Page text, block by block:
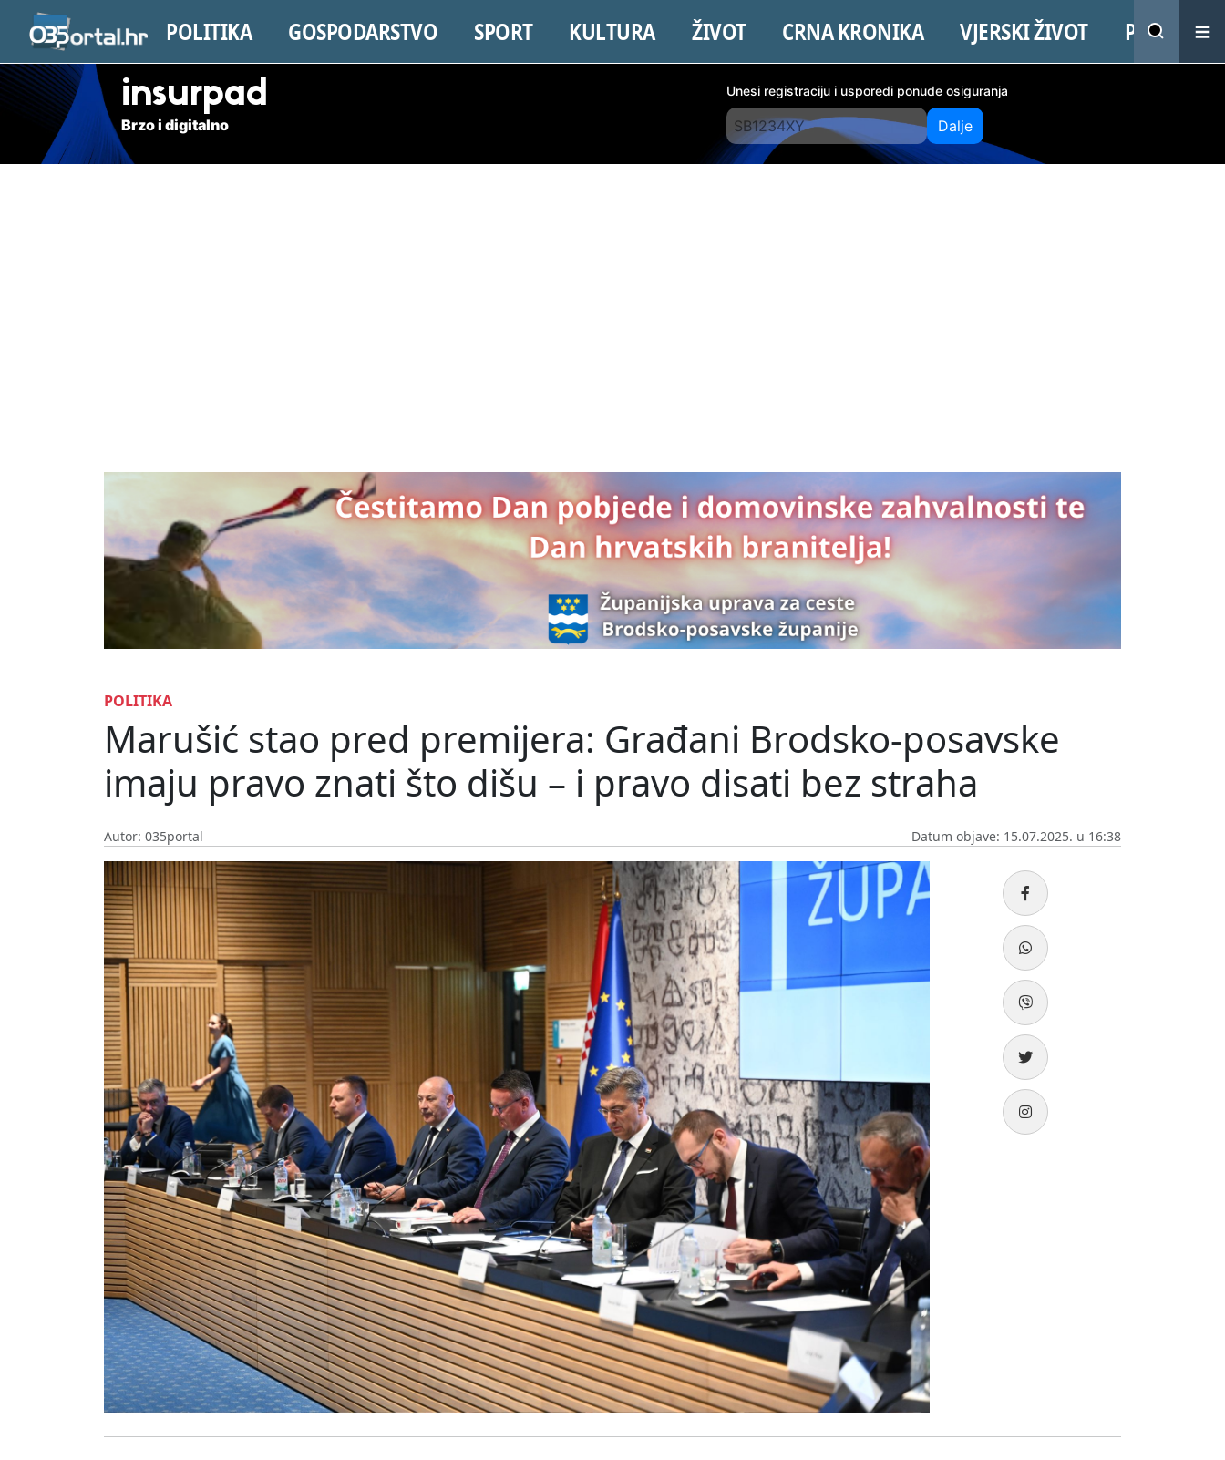
POLITIKA GOSPODARSTVO SPORT KULTURA ŽIVOT CRNA KRONIKA VJERSKI ŽIVOT PROMO
insurpad
Brzo i digitalno
Unesi registraciju i usporedi ponude osiguranja
Dalje
POLITIKA
Marušić stao pred premijera: Građani Brodsko-posavske
imaju pravo znati što dišu – i pravo disati bez straha
Autor: 035portal Datum objave: 15.07.2025. u 16:38